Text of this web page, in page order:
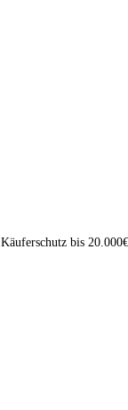
Käuferschutz bis 20.000€